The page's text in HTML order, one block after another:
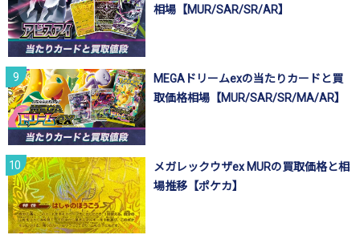
相場【MUR/SAR/SR/AR】
MEGAドリームexの当たりカードと買
取価格相場【MUR/SAR/SR/MA/AR】
メガレックウザex MURの買取価格と相
場推移【ポケカ】